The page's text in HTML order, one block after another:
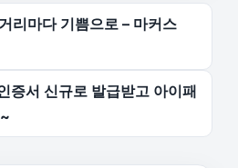
리마다 기쁨으로 – 마커스
증서 신규로 발급받고 아이패